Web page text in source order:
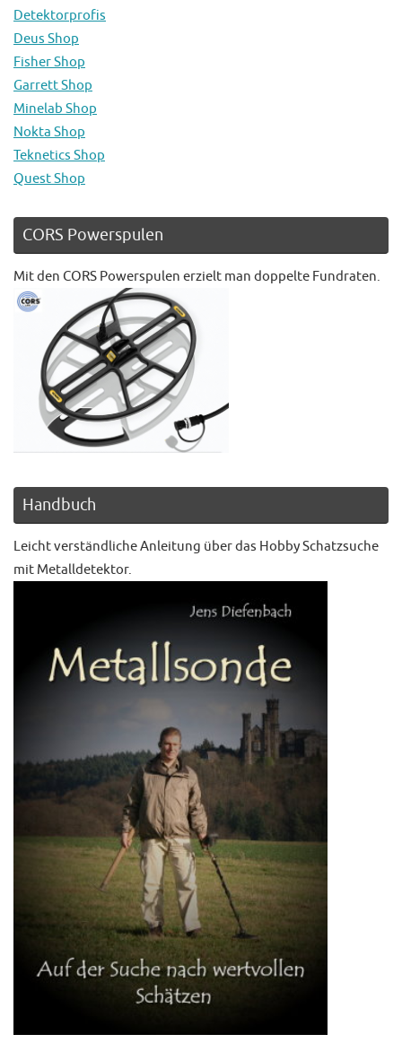
Detektorprofis
Deus Shop
Fisher Shop
Garrett Shop
Minelab Shop
Nokta Shop
Teknetics Shop
Quest Shop
CORS Powerspulen
Mit den CORS Powerspulen erzielt man doppelte Fundraten.
Handbuch
Leicht verständliche Anleitung über das Hobby Schatzsuche
mit Metalldetektor.